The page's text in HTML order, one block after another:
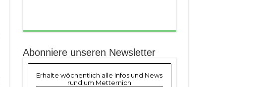
Abonniere unseren Newsletter
Erhalte wöchentlich alle Infos und News
rund um Metternich